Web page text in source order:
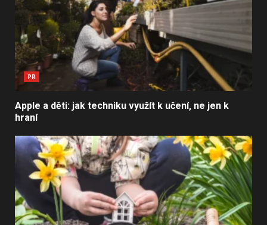
PR
Apple a děti: jak techniku využít k učení, ne jen k
hraní